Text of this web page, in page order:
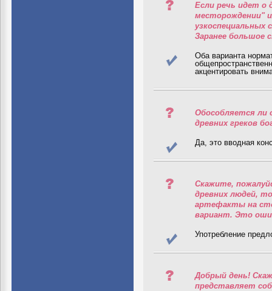
Если речь идет о
месторождении"
Заранее большое
Оба варианта
акцентировать
Обособляется ли
древних греков
Да, это вводная
Cкажите,
древних людей,
артефакты на
вариант. Это
Употребление
Добрый день!
представляет